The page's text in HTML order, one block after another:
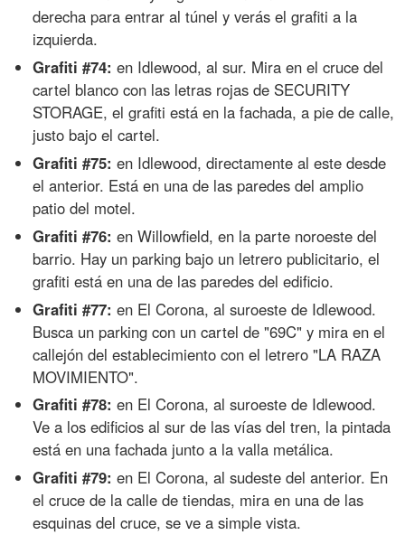
derecha para entrar al túnel y verás el grafiti a la
izquierda.
Grafiti #74: en Idlewood, al sur. Mira en el cruce del
cartel blanco con las letras rojas de SECURITY
STORAGE, el grafiti está en la fachada, a pie de calle,
justo bajo el cartel.
Grafiti #75: en Idlewood, directamente al este desde
el anterior. Está en una de las paredes del amplio
patio del motel.
Grafiti #76: en Willowfield, en la parte noroeste del
barrio. Hay un parking bajo un letrero publicitario, el
grafiti está en una de las paredes del edificio.
Grafiti #77: en El Corona, al suroeste de Idlewood.
Busca un parking con un cartel de "69C" y mira en el
callejón del establecimiento con el letrero "LA RAZA
MOVIMIENTO".
Grafiti #78: en El Corona, al suroeste de Idlewood.
Ve a los edificios al sur de las vías del tren, la pintada
está en una fachada junto a la valla metálica.
Grafiti #79: en El Corona, al sudeste del anterior. En
el cruce de la calle de tiendas, mira en una de las
esquinas del cruce, se ve a simple vista.